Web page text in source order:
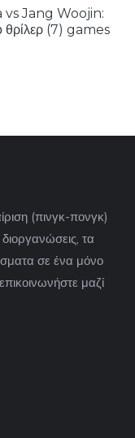
vs Jang Woojin:
θρίλερ (7) games
(πινγκ-πονγκ)
τα
σε ένα μόνο
μαζί